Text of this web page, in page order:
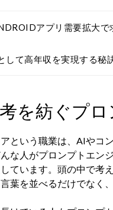
アプリ需要拡大で
して高年収を実現する秘
を紡ぐプ
という職業は、AIやコ
な人がプロンプトエン
ています。頭の中で考
葉を並べるだけでなく